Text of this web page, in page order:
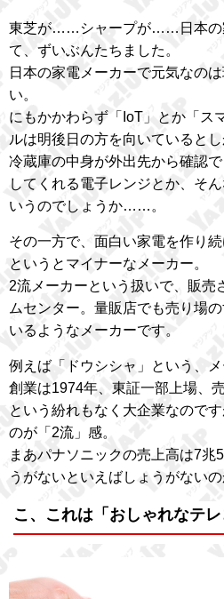
東芝が……シャープが……日本の
て、ずいぶんたちました。
日本の家電メーカーで元気なの
い。
にもかかわらず「IoT」とか「ス
ルは明後日の方を向いているとし
冷蔵庫の中身が外出先から確認
してくれる電子レンジとか、そ
いうのでしょうか……。
その一方で、面白い家電を作り
というとマイナーなメーカー。
2流メーカーという扱いで、販売
ムセンター。量販店でも売り場
いるようなメーカーです。
例えば「ドウシシャ」という、メ
創業は1974年、東証一部上場、
という紛れもなく大企業なので
のが「2流」感。
まあパナソニックの売上高は7兆
うがないといえばしょうがないの
こ、これは「おしゃれなテ